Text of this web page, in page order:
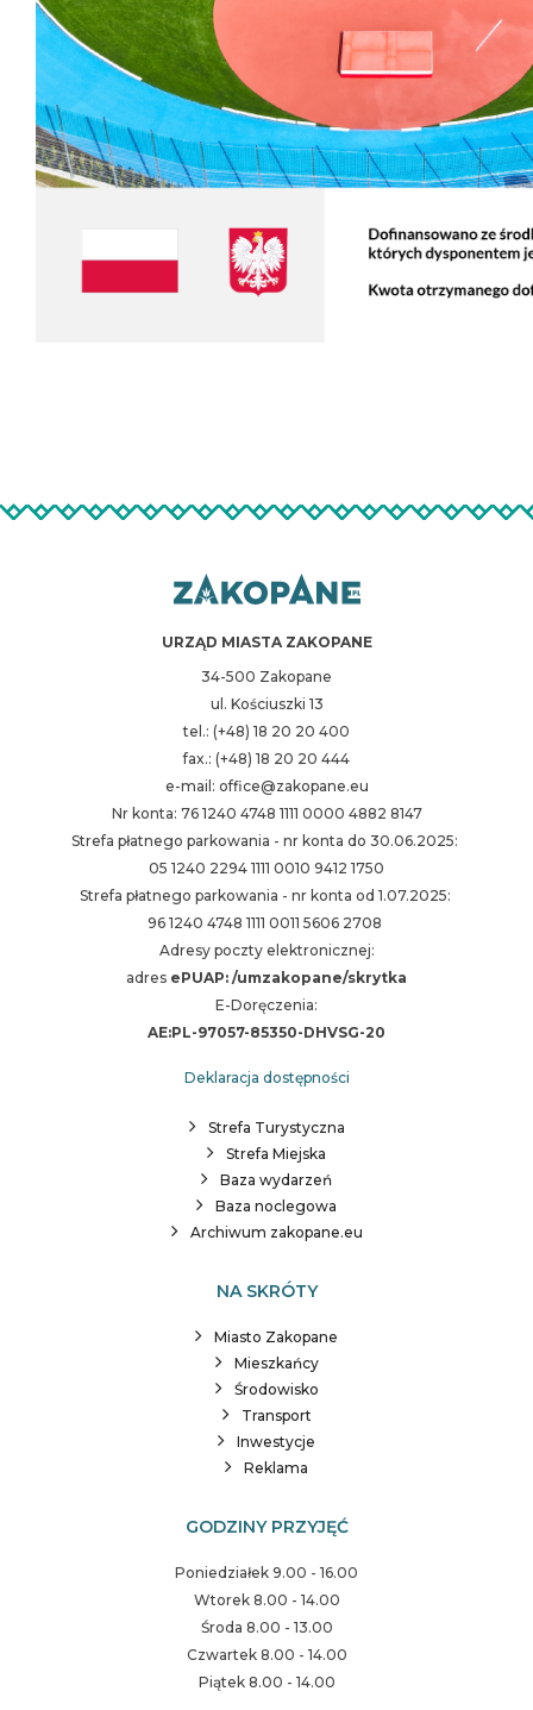
URZĄD MIASTA ZAKOPANE
34-500 Zakopane
ul. Kościuszki 13
tel.: (+48) 18 20 20 400
fax.: (+48) 18 20 20 444
e-mail: office@zakopane.eu
Nr konta: 76 1240 4748 1111 0000 4882 8147
Strefa płatnego parkowania - nr konta do 30.06.2025:
05 1240 2294 1111 0010 9412 1750
Strefa płatnego parkowania - nr konta od 1.07.2025:
96 1240 4748 1111 0011 5606 2708
Adresy poczty elektronicznej:
adres ePUAP: /umzakopane/skrytka
E-Doręczenia:
AE:PL-97057-85350-DHVSG-20
Deklaracja dostępności
Strefa Turystyczna
Strefa Miejska
Baza wydarzeń
Baza noclegowa
Archiwum zakopane.eu
NA SKRÓTY
Miasto Zakopane
Mieszkańcy
Środowisko
Transport
Inwestycje
Reklama
GODZINY PRZYJĘĆ
Poniedziałek 9.00 - 16.00
Wtorek 8.00 - 14.00
Środa 8.00 - 13.00
Czwartek 8.00 - 14.00
Piątek 8.00 - 14.00